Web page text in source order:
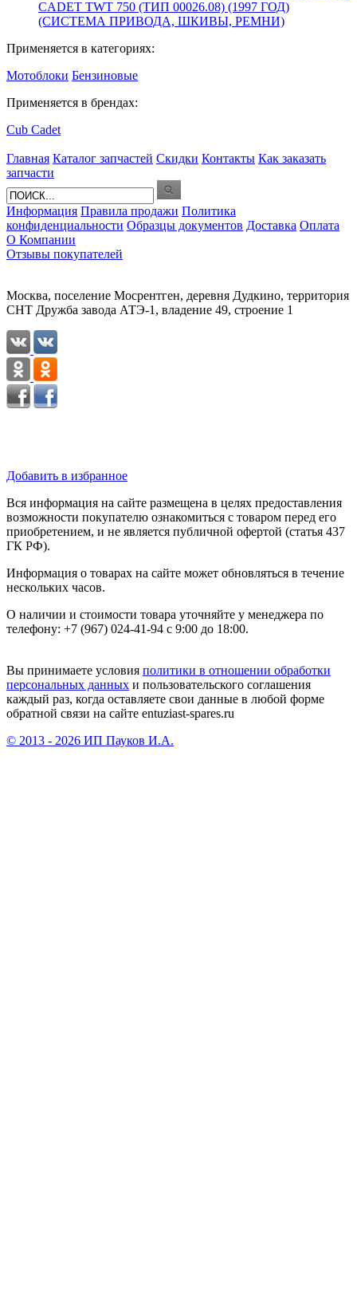
CADET TWT 750 (ТИП 00026.08) (1997 ГОД)
(СИСТЕМА ПРИВОДА, ШКИВЫ, РЕМНИ)
Применяется в категориях:
Мотоблоки Бензиновые
Применяется в брендах:
Cub Cadet
Главная Каталог запчастей Скидки Контакты Как заказать
запчасти
Информация Правила продажи Политика
конфиденциальности Образцы документов Доставка Оплата
О Компании
Отзывы покупателей
Москва, поселение Мосрентген, деревня Дудкино, территория
СНТ Дружба завода АТЭ-1, владение 49, строение 1
Добавить в избранное
Вся информация на сайте размещена в целях предоставления
возможности покупателю ознакомиться с товаром перед его
приобретением, и не является публичной офертой (статья 437
ГК РФ).
Информация о товарах на сайте может обновляться в течение
нескольких часов.
О наличии и стоимости товара уточняйте у менеджера по
телефону: +7 (967) 024-41-94 с 9:00 до 18:00.
Вы принимаете условия политики в отношении обработки
персональных данных и пользовательского соглашения
каждый раз, когда оставляете свои данные в любой форме
обратной связи на сайте entuziast-spares.ru
© 2013 - 2026 ИП Пауков И.А.